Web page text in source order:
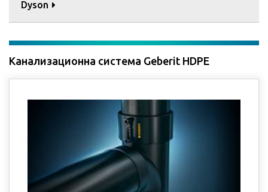
Dyson
Канализационна система Geberit HDPE